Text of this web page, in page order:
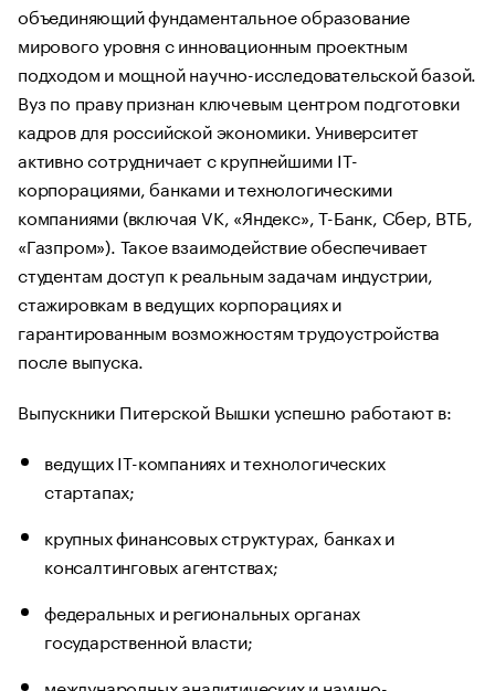
объединяющий фундаментальное образование
мирового уровня с инновационным проектным
подходом и мощной научно-исследовательской базой.
Вуз по праву признан ключевым центром подготовки
кадров для российской экономики. Университет
активно сотрудничает с крупнейшими IT-
корпорациями, банками и технологическими
компаниями (включая VK, «Яндекс», Т-Банк, Сбер, ВТБ,
«Газпром»). Такое взаимодействие обеспечивает
студентам доступ к реальным задачам индустрии,
стажировкам в ведущих корпорациях и
гарантированным возможностям трудоустройства
после выпуска.
Выпускники Питерской Вышки успешно работают в:
ведущих IT-компаниях и технологических
стартапах;
крупных финансовых структурах, банках и
консалтинговых агентствах;
федеральных и региональных органах
государственной власти;